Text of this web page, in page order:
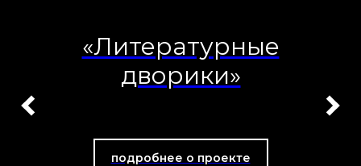
«Литературные
дворики»
подробнее о проекте